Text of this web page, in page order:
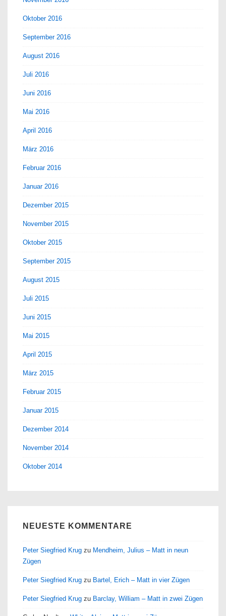
Oktober 2016
September 2016
August 2016
Juli 2016
Juni 2016
Mai 2016
April 2016
März 2016
Februar 2016
Januar 2016
Dezember 2015
November 2015
Oktober 2015
September 2015
August 2015
Juli 2015
Juni 2015
Mai 2015
April 2015
März 2015
Februar 2015
Januar 2015
Dezember 2014
November 2014
Oktober 2014
NEUESTE KOMMENTARE
Peter Siegfried Krug zu Mendheim, Julius – Matt in neun
Zügen
Peter Siegfried Krug zu Bartel, Erich – Matt in vier Zügen
Peter Siegfried Krug zu Barclay, William – Matt in zwei Zügen